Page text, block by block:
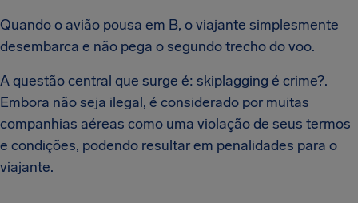
Quando o avião pousa em B, o viajante simplesmente
desembarca e não pega o segundo trecho do voo.
A questão central que surge é: skiplagging é crime?.
Embora não seja ilegal, é considerado por muitas
companhias aéreas como uma violação de seus termos
e condições, podendo resultar em penalidades para o
viajante.